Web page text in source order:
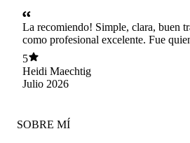
La recomiendo! Simple, clara, buen trato y
como profesional excelente. Fue quien acerto de
manera definitiva con el diagnosgico!!!
5
Heidi Maechtig
Julio 2026
SOBRE MÍ